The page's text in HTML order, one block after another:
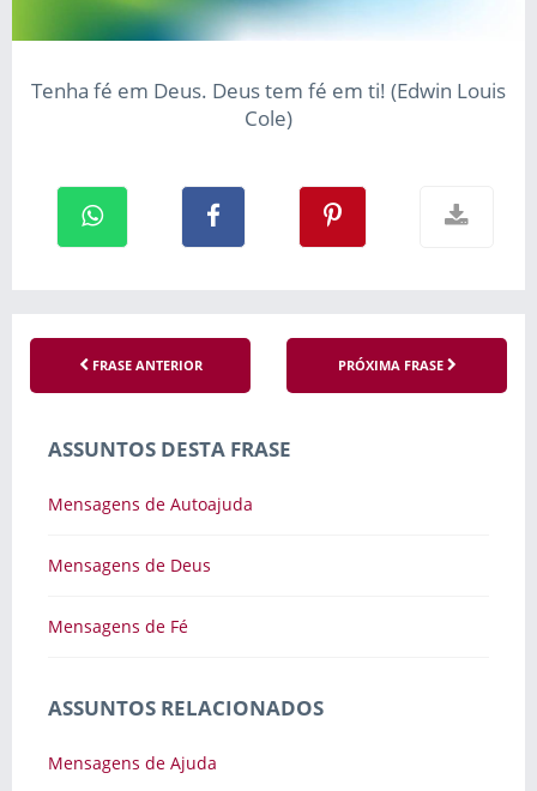
Tenha fé em Deus. Deus tem fé em ti! (Edwin Louis
Cole)
FRASE ANTERIOR PRÓXIMA FRASE
ASSUNTOS DESTA FRASE
Mensagens de Autoajuda
Mensagens de Deus
Mensagens de Fé
ASSUNTOS RELACIONADOS
Mensagens de Ajuda